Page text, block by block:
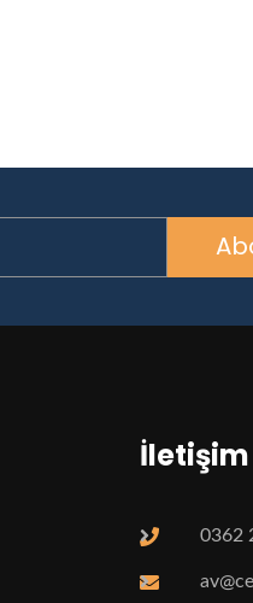
İletişim
0362